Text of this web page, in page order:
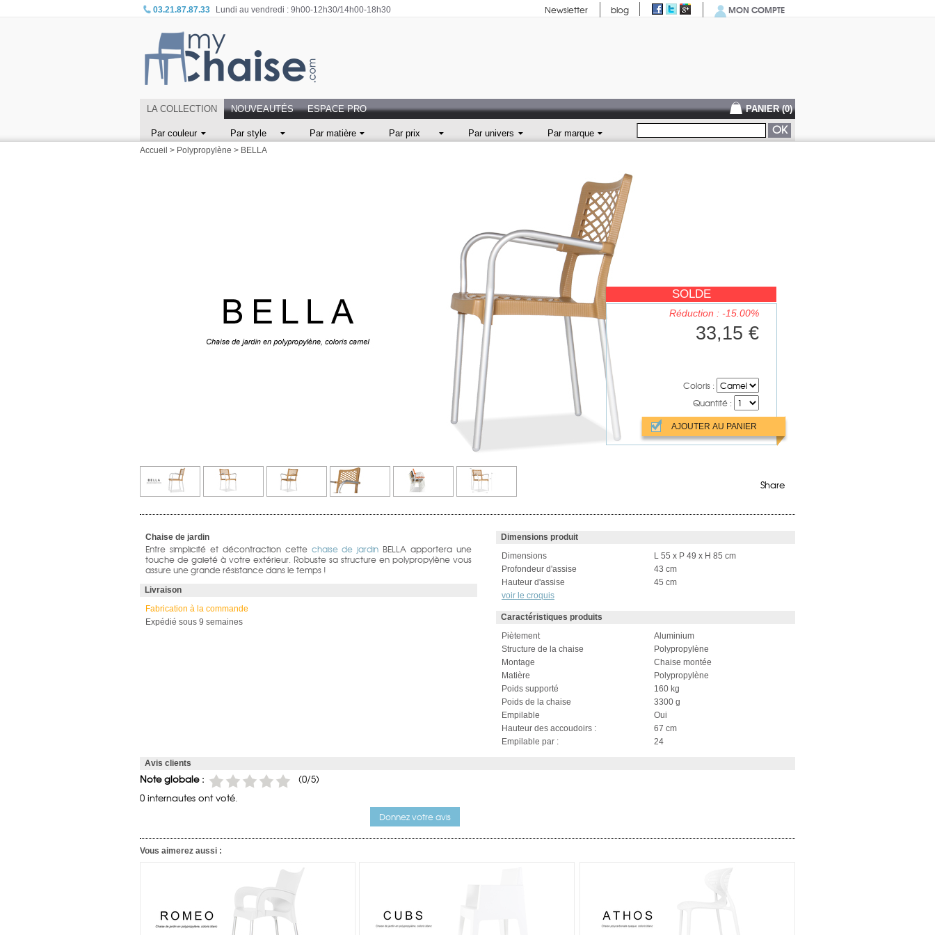
03.21.87.87.33 Lundi au vendredi : 9h00-12h30/14h00-18h30 Newsletter blog MON COMPTE
LA COLLECTION NOUVEAUTÉS ESPACE PRO PANIER (0)
Par couleur Par style Par matière Par prix Par univers Par marque
Accueil > Polypropylène > BELLA
SOLDE
Réduction : -15.00%
33,15 €
Coloris :
Quantité :
Share
Chaise de jardin
Entre simplicité et décontraction cette chaise de jardin BELLA apportera une
touche de gaieté à votre extérieur. Robuste sa structure en polypropylène vous
assure une grande résistance dans le temps !
Livraison
Fabrication à la commande
Expédié sous 9 semaines
Dimensions produit
Dimensions
L 55 x P 49 x H 85 cm
Profondeur d'assise
43 cm
Hauteur d'assise
45 cm
voir le croquis
Caractéristiques produits
Piètement
Aluminium
Structure de la chaise
Polypropylène
Montage
Chaise montée
Matière
Polypropylène
Poids supporté
160 kg
Poids de la chaise
3300 g
Empilable
Oui
Hauteur des accoudoirs :
67 cm
Empilable par :
24
Avis clients
Note globale : (0/5)
0 internautes ont voté.
Donnez votre avis
Vous aimerez aussi :